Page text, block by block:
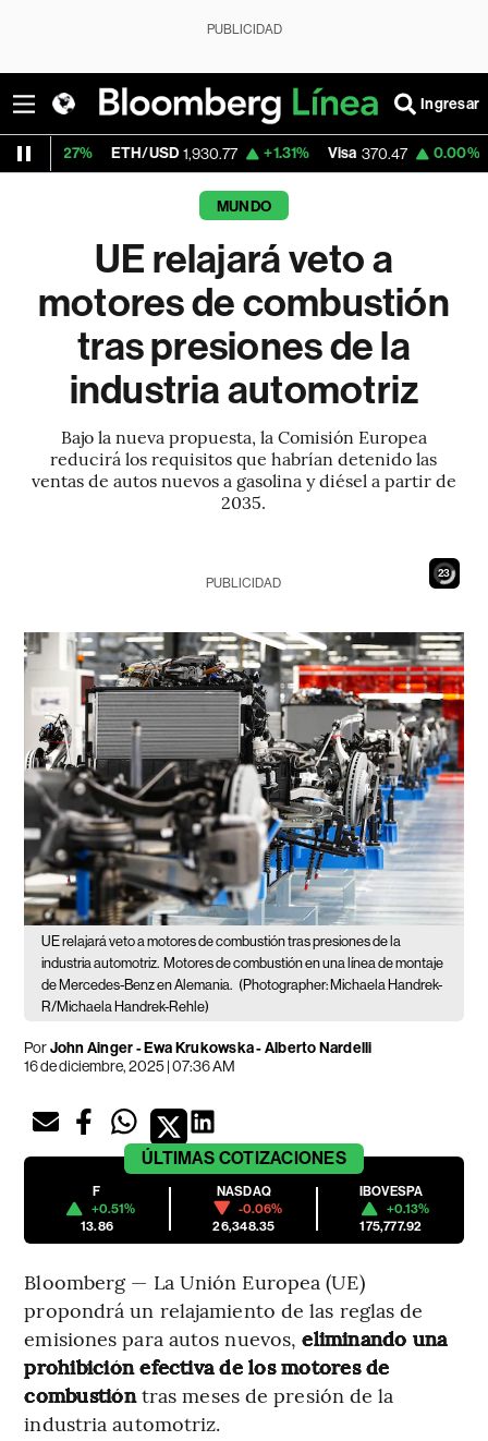
PUBLICIDAD
Ingresar
ETH/USD 1,930.77 +1.31% Visa 370.47 0.00%
MUNDO
UE relajará veto a
motores de combustión
tras presiones de la
industria automotriz
Bajo la nueva propuesta, la Comisión Europea
reducirá los requisitos que habrían detenido las
ventas de autos nuevos a gasolina y diésel a partir de
2035.
21
PUBLICIDAD
UE relajará veto a motores de combustión tras presiones de la
industria automotriz. Motores de combustión en una línea de montaje
de Mercedes-Benz en Alemania. (Photographer: Michaela Handrek-
R/Michaela Handrek-Rehle)
PorJohn Ainger - Ewa Krukowska - Alberto Nardelli
16 de diciembre, 2025 | 07:36 AM
ÚLTIMAS COTIZACIONES
F
+0.51%
13.86
NASDAQ
-0.06%
26,348.35
IBOVESPA
+0.13%
175,777.92
Bloomberg — La Unión Europea (UE)
propondrá un relajamiento de las reglas de
emisiones para autos nuevos,eliminando una
prohibición efectiva de los motores de
combustióntras meses de presión de la
industria automotriz.